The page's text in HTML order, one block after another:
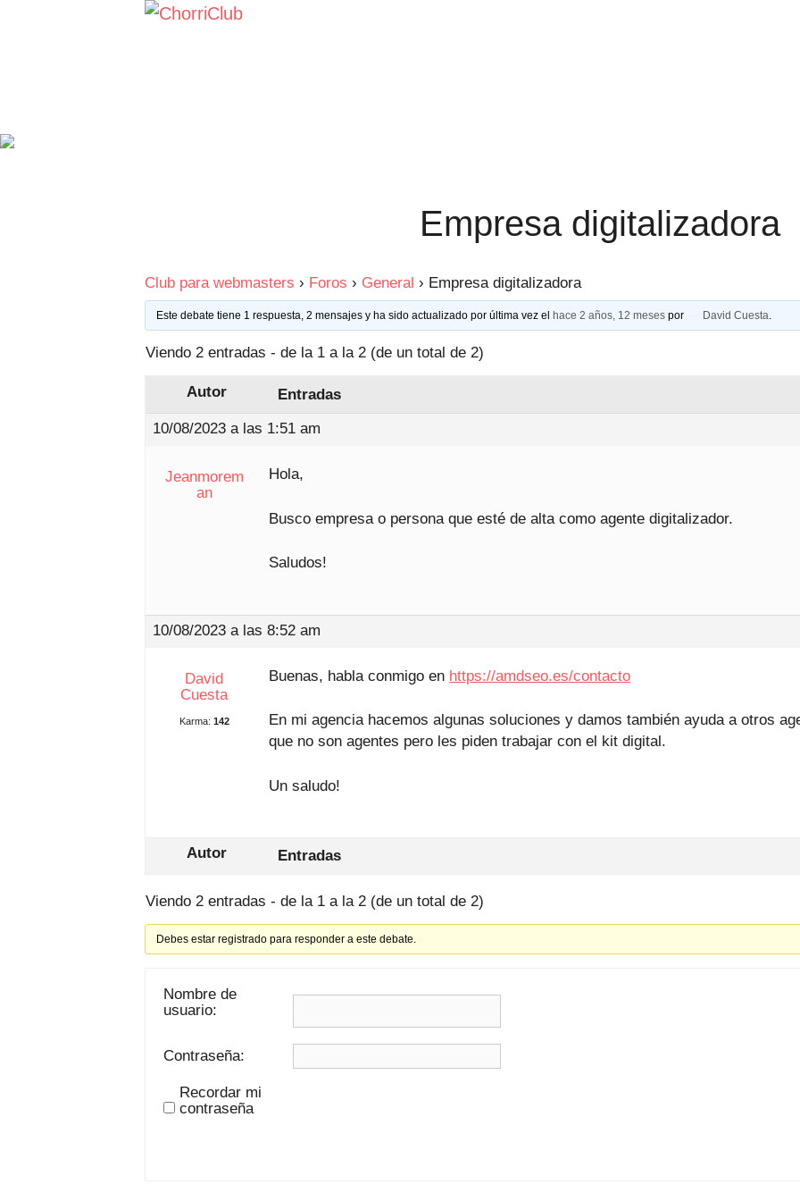
Empresa digitalizadora
Club para webmasters › Foros › General › Empresa digitalizadora
Este debate tiene 1 respuesta, 2 mensajes y ha sido actualizado por última vez el hace 2 años, 12 meses por David Cuesta.
Viendo 2 entradas - de la 1 a la 2 (de un total de 2)
Autor
Entradas
10/08/2023 a las 1:51 am
Jeanmorem
an
Hola,
Busco empresa o persona que esté de alta como agente digitalizador.
Saludos!
10/08/2023 a las 8:52 am
David
Cuesta
Karma: 142
Buenas, habla conmigo en https://amdseo.es/contacto
En mi agencia hacemos algunas soluciones y damos también ayuda a otros
que no son agentes pero les piden trabajar con el kit digital.
Un saludo!
Autor Entradas
Viendo 2 entradas - de la 1 a la 2 (de un total de 2)
Debes estar registrado para responder a este debate.
Nombre de
usuario:
Contraseña:
Recordar mi
contraseña